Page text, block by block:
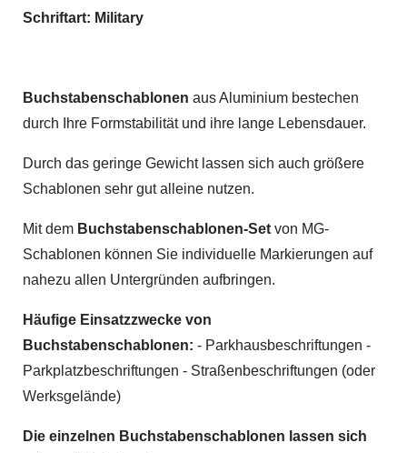
Schriftart: Military
Buchstabenschablonen aus Aluminium bestechen
durch Ihre Formstabilität und ihre lange Lebensdauer.
Durch das geringe Gewicht lassen sich auch größere
Schablonen sehr gut alleine nutzen.
Mit dem Buchstabenschablonen-Set von MG-
Schablonen können Sie individuelle Markierungen auf
nahezu allen Untergründen aufbringen.
Häufige Einsatzzwecke von
Buchstabenschablonen: - Parkhausbeschriftungen -
Parkplatzbeschriftungen - Straßenbeschriftungen (oder
Werksgelände)
Die einzelnen Buchstabenschablonen lassen sich